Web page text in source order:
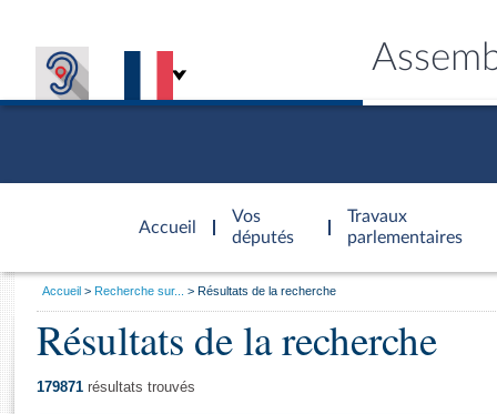
Accueil
d'accueil
Vos
députés
Travaux
parlementaires
Général
Vous
Accueil Recherche sur... Résultats de la recherche
Résultats de la recherche
179871 résultats trouvés